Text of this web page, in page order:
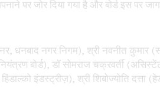
पर जोर दिया गया है और बोर्ड इस पर
धनबाद नगर निगम), श्री नवनीत
बोर्ड), डॉ सोमराज चक्रवर्ती
इंडस्ट्रीज़), श्री शिबोज्योति दत्ता